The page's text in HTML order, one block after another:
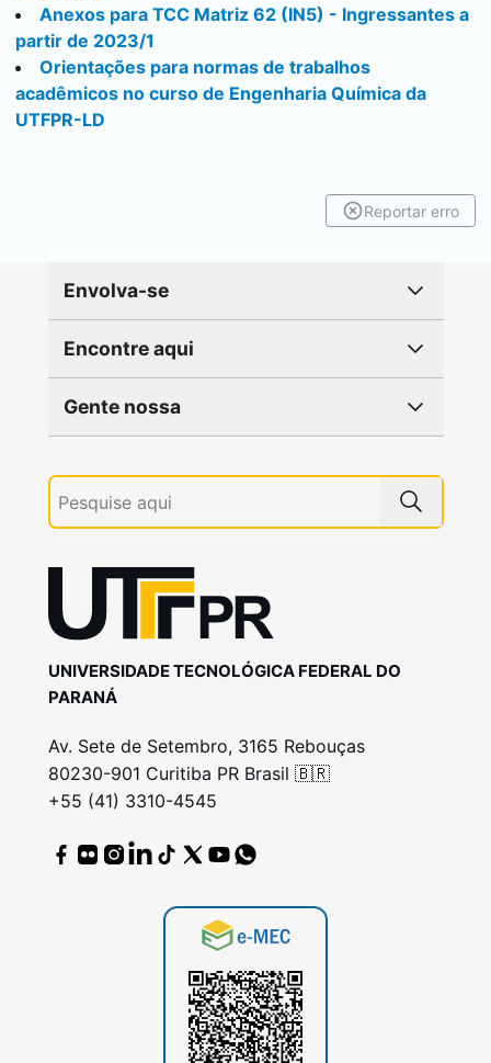
Anexos para TCC Matriz 62 (IN5) - Ingressantes a
partir de 2023/1
Orientações para normas de trabalhos
acadêmicos no curso de Engenharia Química da
UTFPR-LD
Reportar erro
Envolva-se
Encontre aqui
Gente nossa
UNIVERSIDADE TECNOLÓGICA FEDERAL DO
PARANÁ
Av. Sete de Setembro, 3165 Rebouças
80230-901 Curitiba PR Brasil 🇧🇷
+55 (41) 3310-4545